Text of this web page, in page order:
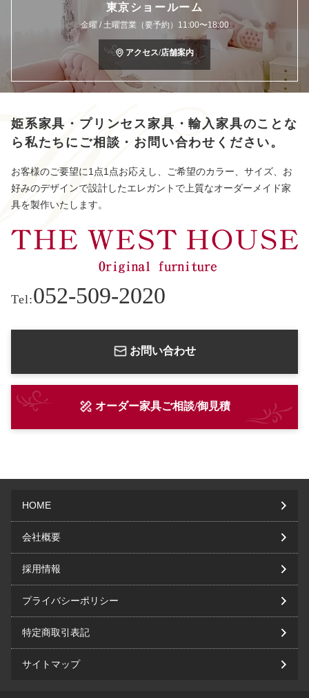
東京ショールーム
金曜 / 土曜営業（要予約）11:00〜18:00
アクセス/店舗案内
姫系家具・プリンセス家具・輸入家具のことな
ら 私たちにご相談・お問い合わせください。
お客様のご要望に1点1点お応えし、ご希望のカラー、サイズ、お
好みのデザインで設計したエレガントで上質なオーダーメイド家
具を製作いたします。
Tel:052-509-2020
お問い合わせ
オーダー家具ご相談/御見積
HOME
会社概要
採用情報
プライバシーポリシー
特定商取引表記
サイトマップ